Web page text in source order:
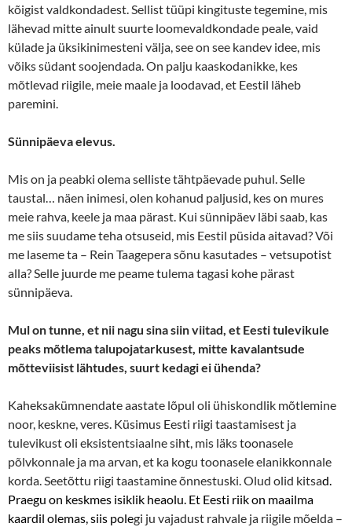
kõigist valdkondadest. Sellist tüüpi kingituste tegemine, mis
lähevad mitte ainult suurte loomevaldkondade peale, vaid
külade ja üksikinimesteni välja, see on see kandev idee, mis
võiks südant soojendada. On palju kaaskodanikke, kes
mõtlevad riigile, meie maale ja loodavad, et Eestil läheb
paremini.
Sünnipäeva elevus.
Mis on ja peabki olema selliste tähtpäevade puhul. Selle
taustal… näen inimesi, olen kohanud paljusid, kes on mures
meie rahva, keele ja maa pärast. Kui sünnipäev läbi saab, kas
me siis suudame teha otsuseid, mis Eestil püsida aitavad? Või
me laseme ta – Rein Taagepera sõnu kasutades – vetsupotist
alla? Selle juurde me peame tulema tagasi kohe pärast
sünnipäeva.
Mul on tunne, et nii nagu sina siin viitad, et Eesti tulevikule
peaks mõtlema talupojatarkusest, mitte kavalantsude
mõtteviisist lähtudes, suurt kedagi ei ühenda?
Kaheksakümnendate aastate lõpul oli ühiskondlik mõtlemine
noor, keskne, veres. Küsimus Eesti riigi taastamisest ja
tulevikust oli eksistentsiaalne siht, mis läks toonasele
põlvkonnale ja ma arvan, et ka kogu toonasele elanikkonnale
korda. Seetõttu riigi taastamine õnnestuski. Olud olid kitsad.
Praegu on keskmes isiklik heaolu. Et Eesti riik on maailma
kaardil olemas, siis polegi ju vajadust rahvale ja riigile mõelda –